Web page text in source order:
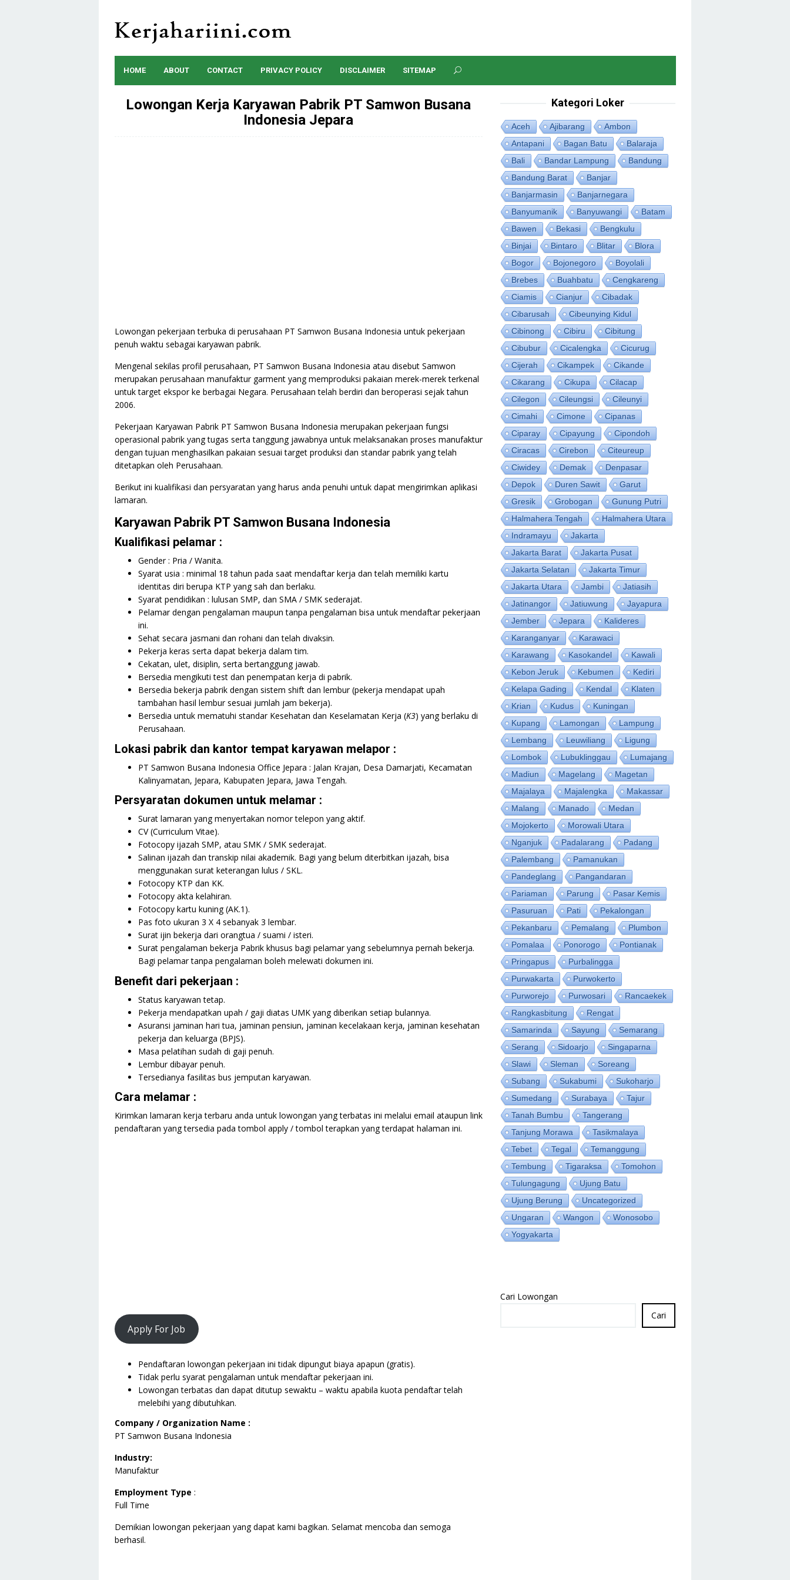
content
HOME ABOUT CONTACT PRIVACY POLICY DISCLAIMER SITEMAP
Lowongan Kerja Karyawan Pabrik PT Samwon Busana
Indonesia Jepara
Lowongan pekerjaan terbuka di perusahaan PT Samwon Busana Indonesia untuk pekerjaan
penuh waktu sebagai karyawan pabrik.
Mengenal sekilas profil perusahaan, PT Samwon Busana Indonesia atau disebut Samwon
merupakan perusahaan manufaktur garment yang memproduksi pakaian merek-merek terkenal
untuk target ekspor ke berbagai Negara. Perusahaan telah berdiri dan beroperasi sejak tahun
2006.
Pekerjaan Karyawan Pabrik PT Samwon Busana Indonesia merupakan pekerjaan fungsi
operasional pabrik yang tugas serta tanggung jawabnya untuk melaksanakan proses manufaktur
dengan tujuan menghasilkan pakaian sesuai target produksi dan standar pabrik yang telah
ditetapkan oleh Perusahaan.
Berikut ini kualifikasi dan persyaratan yang harus anda penuhi untuk dapat mengirimkan aplikasi
lamaran.
Karyawan Pabrik PT Samwon Busana Indonesia
Kualifikasi pelamar :
Gender : Pria / Wanita.
Syarat usia : minimal 18 tahun pada saat mendaftar kerja dan telah memiliki kartu
identitas diri berupa KTP yang sah dan berlaku.
Syarat pendidikan : lulusan SMP, dan SMA / SMK sederajat.
Pelamar dengan pengalaman maupun tanpa pengalaman bisa untuk mendaftar pekerjaan
ini.
Sehat secara jasmani dan rohani dan telah divaksin.
Pekerja keras serta dapat bekerja dalam tim.
Cekatan, ulet, disiplin, serta bertanggung jawab.
Bersedia mengikuti test dan penempatan kerja di pabrik.
Bersedia bekerja pabrik dengan sistem shift dan lembur (pekerja mendapat upah
tambahan hasil lembur sesuai jumlah jam bekerja).
Bersedia untuk mematuhi standar Kesehatan dan Keselamatan Kerja (K3) yang berlaku di
Perusahaan.
Lokasi pabrik dan kantor tempat karyawan melapor :
PT Samwon Busana Indonesia Office Jepara : Jalan Krajan, Desa Damarjati, Kecamatan
Kalinyamatan, Jepara, Kabupaten Jepara, Jawa Tengah.
Persyaratan dokumen untuk melamar :
Surat lamaran yang menyertakan nomor telepon yang aktif.
CV (Curriculum Vitae).
Fotocopy ijazah SMP, atau SMK / SMK sederajat.
Salinan ijazah dan transkip nilai akademik. Bagi yang belum diterbitkan ijazah, bisa
menggunakan surat keterangan lulus / SKL.
Fotocopy KTP dan KK.
Fotocopy akta kelahiran.
Fotocopy kartu kuning (AK.1).
Pas foto ukuran 3 X 4 sebanyak 3 lembar.
Surat ijin bekerja dari orangtua / suami / isteri.
Surat pengalaman bekerja Pabrik khusus bagi pelamar yang sebelumnya pernah bekerja.
Bagi pelamar tanpa pengalaman boleh melewati dokumen ini.
Benefit dari pekerjaan :
Status karyawan tetap.
Pekerja mendapatkan upah / gaji diatas UMK yang diberikan setiap bulannya.
Asuransi jaminan hari tua, jaminan pensiun, jaminan kecelakaan kerja, jaminan kesehatan
pekerja dan keluarga (BPJS).
Masa pelatihan sudah di gaji penuh.
Lembur dibayar penuh.
Tersedianya fasilitas bus jemputan karyawan.
Cara melamar :
Kirimkan lamaran kerja terbaru anda untuk lowongan yang terbatas ini melalui email ataupun link
pendaftaran yang tersedia pada tombol apply / tombol terapkan yang terdapat halaman ini.
Apply For Job
Pendaftaran lowongan pekerjaan ini tidak dipungut biaya apapun (gratis).
Tidak perlu syarat pengalaman untuk mendaftar pekerjaan ini.
Lowongan terbatas dan dapat ditutup sewaktu – waktu apabila kuota pendaftar telah
melebihi yang dibutuhkan.
Company / Organization Name :
PT Samwon Busana Indonesia
Industry:
Manufaktur
Employment Type :
Full Time
Demikian lowongan pekerjaan yang dapat kami bagikan. Selamat mencoba dan semoga
berhasil.
Kategori Loker
Aceh Ajibarang
Ambon
Antapani
Bagan Batu
Balaraja
Bali
Bandar Lampung
Bandung
Bandung Barat
Banjar
Banjarmasin
Banjarnegara
Banyumanik
Banyuwangi
Batam
Bawen
Bekasi
Bengkulu
Binjai
Bintaro Blitar
Blora
Bogor
Bojonegoro
Boyolali
Brebes
Buahbatu
Cengkareng
Ciamis
Cianjur
Cibadak
Cibarusah
Cibeunying Kidul
Cibinong
Cibiru
Cibitung
Cibubur
Cicalengka
Cicurug
Cijerah
Cikampek
Cikande
Cikarang
Cikupa
Cilacap
Cilegon
Cileungsi
Cileunyi
Cimahi
Cimone
Cipanas
Ciparay
Cipayung
Cipondoh
Ciracas
Cirebon
Citeureup
Ciwidey
Demak
Denpasar
Depok
Duren Sawit
Garut
Gresik
Grobogan
Gunung Putri
Halmahera Tengah
Halmahera Utara
Indramayu
Jakarta
Jakarta Barat
Jakarta Pusat
Jakarta Selatan
Jakarta Timur
Jakarta Utara
Jambi
Jatiasih
Jatinangor
Jatiuwung
Jayapura
Jember
Jepara
Kalideres
Karanganyar
Karawaci
Karawang
Kasokandel
Kawali
Kebon Jeruk
Kebumen
Kediri
Kelapa Gading
Kendal
Klaten
Krian
Kudus
Kuningan
Kupang
Lamongan
Lampung
Lembang
Leuwiliang
Ligung
Lombok
Lubuklinggau
Lumajang
Madiun
Magelang
Magetan
Majalaya
Majalengka
Makassar
Malang
Manado
Medan
Mojokerto
Morowali Utara
Nganjuk
Padalarang
Padang
Palembang
Pamanukan
Pandeglang
Pangandaran
Pariaman
Parung
Pasar Kemis
Pasuruan
Pati
Pekalongan
Pekanbaru
Pemalang
Plumbon
Pomalaa
Ponorogo
Pontianak
Pringapus
Purbalingga
Purwakarta
Purwokerto
Purworejo
Purwosari
Rancaekek
Rangkasbitung
Rengat
Samarinda
Sayung
Semarang
Serang
Sidoarjo
Singaparna
Slawi
Sleman
Soreang
Subang
Sukabumi
Sukoharjo
Sumedang
Surabaya
Tajur
Tanah Bumbu
Tangerang
Tanjung Morawa
Tasikmalaya
Tebet
Tegal
Temanggung
Tembung
Tigaraksa
Tomohon
Tulungagung
Ujung Batu
Ujung Berung
Uncategorized
Ungaran
Wangon
Wonosobo
Yogyakarta
Cari Lowongan
Cari